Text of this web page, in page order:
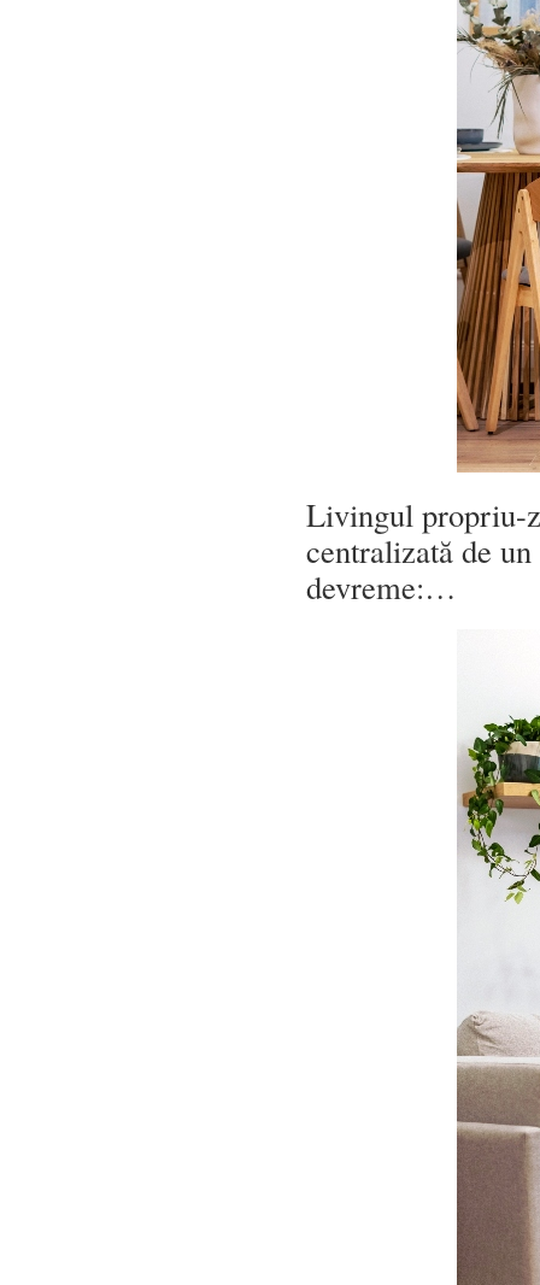
Livingul propriu-
centralizată de
devreme:…